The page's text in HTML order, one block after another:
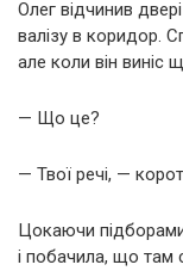
Олег відчинив
валізу в коридор.
але коли він виніс
— Що це?
— Твої речі, —
Цокаючи
і побачила, що там